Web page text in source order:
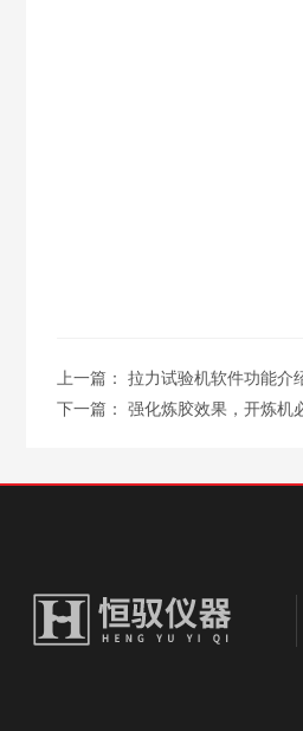
上一篇： 拉力试验机软件功能介
下一篇： 强化炼胶效果，开炼机